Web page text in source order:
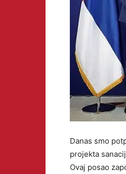
Danas smo
projekta
Ovaj posao